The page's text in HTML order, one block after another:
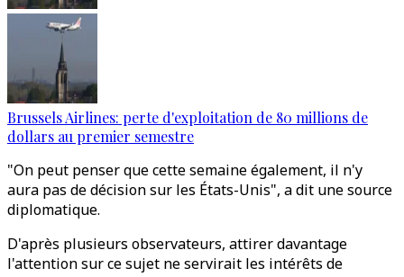
Brussels Airlines: perte d'exploitation de 80 millions de
dollars au premier semestre
"On peut penser que cette semaine également, il n'y
aura pas de décision sur les États-Unis", a dit une source
diplomatique.
D'après plusieurs observateurs, attirer davantage
l'attention sur ce sujet ne servirait les intérêts de